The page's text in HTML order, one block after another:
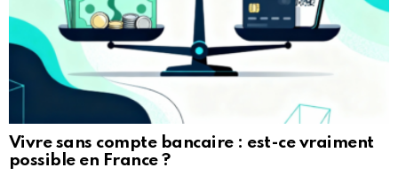
Vivre sans compte bancaire : est-ce vraiment
possible en France ?